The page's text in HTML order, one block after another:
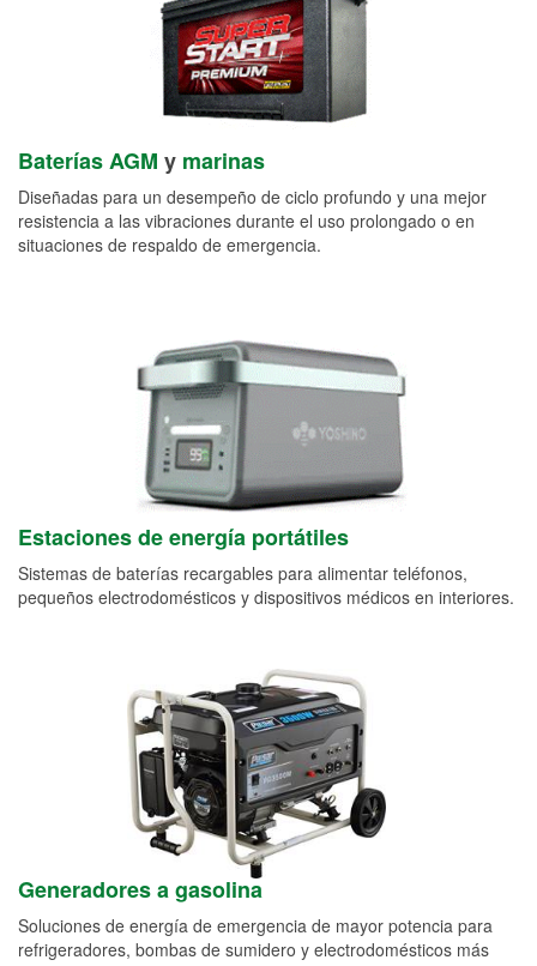
Baterías AGM y marinas
Diseñadas para un desempeño de ciclo profundo y una mejor
resistencia a las vibraciones durante el uso prolongado o en
situaciones de respaldo de emergencia.
Estaciones de energía portátiles
Sistemas de baterías recargables para alimentar teléfonos,
pequeños electrodomésticos y dispositivos médicos en interiores.
Generadores a gasolina
Soluciones de energía de emergencia de mayor potencia para
refrigeradores, bombas de sumidero y electrodomésticos más